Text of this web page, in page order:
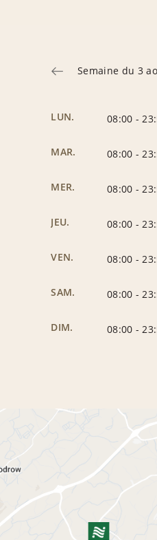
Semaine du 3
LUN. 08:00 -
MAR. 08:00 -
MER. 08:00 -
JEU. 08:00 -
VEN. 08:00 -
SAM. 08:00 -
DIM. 08:00 -